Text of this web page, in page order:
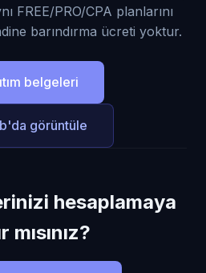
FREE/PRO/CPA planlarını
barındırma ücreti yoktur.
belgeleri
görüntüle
hesaplamaya
mısınız?